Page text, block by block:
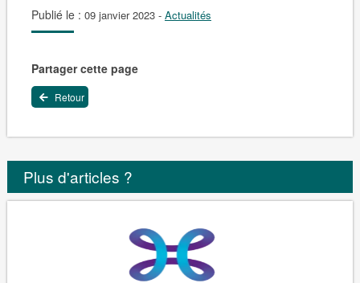
Publié le : 09 janvier 2023 - Actualités
Partager cette page
Retour
Plus d'articles ?